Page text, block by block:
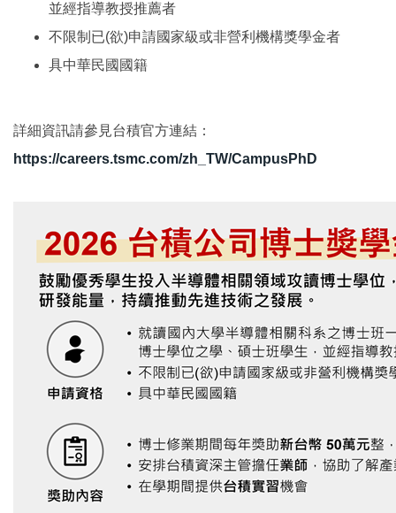
並經指導教授推薦者
不限制已(欲)申請國家級或非營利機構獎學金者
具中華民國國籍
詳細資訊請參見台積官方連結：
https://careers.tsmc.com/zh_TW/CampusPhD